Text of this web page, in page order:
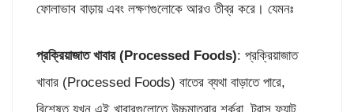
ফোলাভাব বাড়ায় এবং লক্ষণগুলোকে আরও তীব্র করে। যেমনঃ
প্রক্রিয়াজাত খাবার (Processed Foods): প্রক্রিয়াজাত
খাবার (Processed Foods) বাতের ব্যথা বাড়াতে পারে,